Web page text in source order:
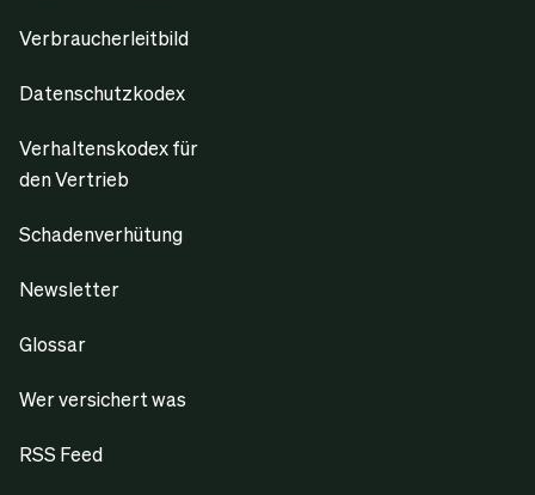
Verbraucherleitbild
Datenschutzkodex
Verhaltenskodex für
den Vertrieb
Schadenverhütung
Newsletter
Glossar
Wer versichert was
RSS Feed